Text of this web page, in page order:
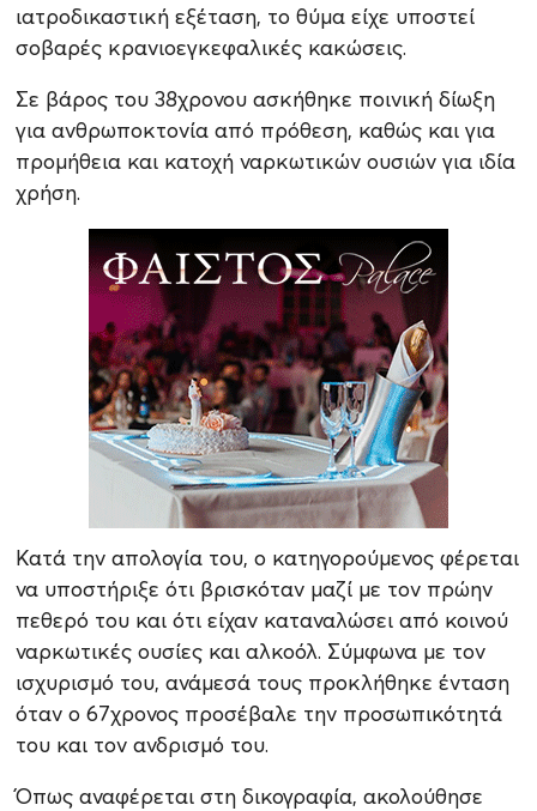
ιατροδικαστική εξέταση, το θύμα είχε υποστεί
σοβαρές κρανιοεγκεφαλικές κακώσεις.
Σε βάρος του 38χρονου ασκήθηκε ποινική δίωξη
για ανθρωποκτονία από πρόθεση, καθώς και για
προμήθεια και κατοχή ναρκωτικών ουσιών για ιδία
χρήση.
Κατά την απολογία του, ο κατηγορούμενος φέρεται
να υποστήριξε ότι βρισκόταν μαζί με τον πρώην
πεθερό του και ότι είχαν καταναλώσει από κοινού
ναρκωτικές ουσίες και αλκοόλ. Σύμφωνα με τον
ισχυρισμό του, ανάμεσά τους προκλήθηκε ένταση
όταν ο 67χρονος προσέβαλε την προσωπικότητά
του και τον ανδρισμό του.
Όπως αναφέρεται στη δικογραφία, ακολούθησε